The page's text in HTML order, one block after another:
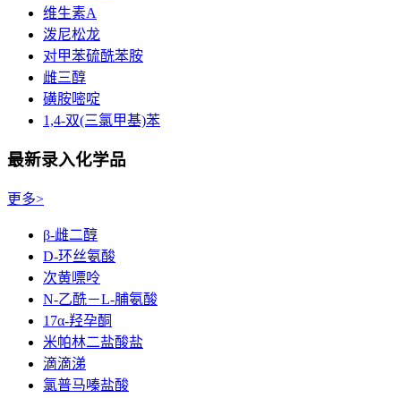
维生素A
泼尼松龙
对甲苯硫酰苯胺
雌三醇
磺胺嘧啶
1,4-双(三氯甲基)苯
最新录入化学品
更多>
β-雌二醇
D-环丝氨酸
次黄嘌呤
N-乙酰－L-脯氨酸
17α-羟孕酮
米帕林二盐酸盐
滴滴涕
氯普马嗪盐酸